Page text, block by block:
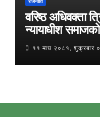
वरिष्ठ अधिवक्ता
न्यायाधीश
११ माघ २०८१, शुक्रबार